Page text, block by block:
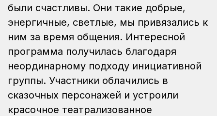
были счастливы. Они такие добрые,
энергичные, светлые, мы привязались к
ним за время общения. Интересной
программа получилась благодаря
неординарному подходу инициативной
группы. Участники облачились в
сказочных персонажей и устроили
красочное театрализованное